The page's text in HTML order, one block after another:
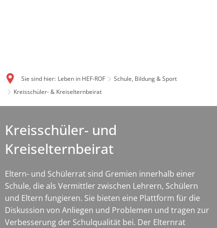
Sie sind hier: Leben in HEF-ROF
Schule, Bildung & Sport
Kreisschüler- & Kreiselternbeirat
&
Kreiselternbeirat
Kreisschüler- und
Kreiselternbeirat
Eltern- und Schülerrat sind Gremien innerhalb einer
Schule, die als Vermittler zwischen Lehrern, Schülern
und Eltern fungieren. Sie bieten eine Plattform für die
Diskussion von Anliegen und Problemen und tragen zur
Verbesserung der Schulqualität bei. Der Elternrat